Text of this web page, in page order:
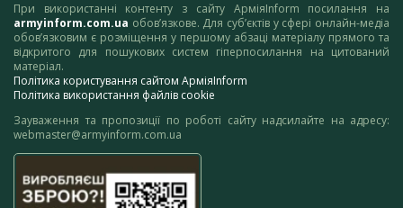
При використанні контенту з сайту АрміяInform посилання на
armyinform.com.ua обов’язкове. Для суб’єктів у сфері онлайн-медіа
обов’язковим є розміщення у першому абзаці матеріалу прямого та
відкритого для пошукових систем гіперпосилання на цитований
матеріал.
Політика користування сайтом АрміяInform
Політика використання файлів cookie
Зауваження та пропозиції по роботі сайту надсилайте на адресу:
webmaster@armyinform.com.ua